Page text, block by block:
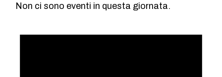
Non ci sono eventi in questa giornata.